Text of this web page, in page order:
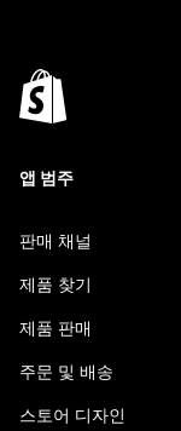
앱 범주
판매 채널
제품 찾기
제품 판매
주문 및 배송
스토어 디자인